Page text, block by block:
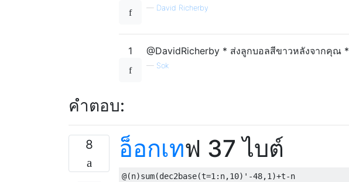
— David Richerby
1 @DavidRicherby * ส่งลูกบอลสีขาวหลังจากคุณ *
— Sok
คำตอบ:
8 อ็อกเทฟ 37 ไบต์
@(n)sum(dec2base(t=1 : n,10) ' -48,1 )+t-n